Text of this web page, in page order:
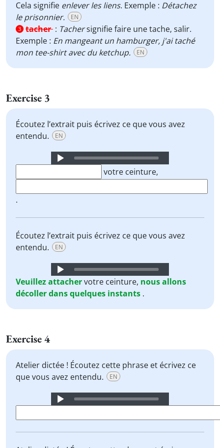
Cela signifie enlever les liens. Exemple : Détachez
le prisonnier.
EN
3 tacher : Tachersignifie faire une tache, salir.
Exemple : En mangeant un hamburger, j'ai taché
mon tee-shirt avec du ketchup.
EN
Exercise 3
Écoutez l’extrait puis écrivez ce que vous avez
entendu.
EN
Audio
votre ceinture,
.
Écoutez l’extrait puis écrivez ce que vous avez
entendu.
EN
Audio
Player
Veuillezattachervotre ceinture, nousallons
décollerdansquelques instants .
Exercise 4
Atelier dictée ! Écoutez cette phrase et écrivez ce
que vous avez entendu.
EN
Audio